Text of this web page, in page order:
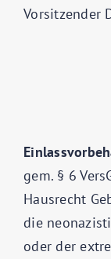
Vorsitzender
gem. § 6
Hausrecht
die
oder der